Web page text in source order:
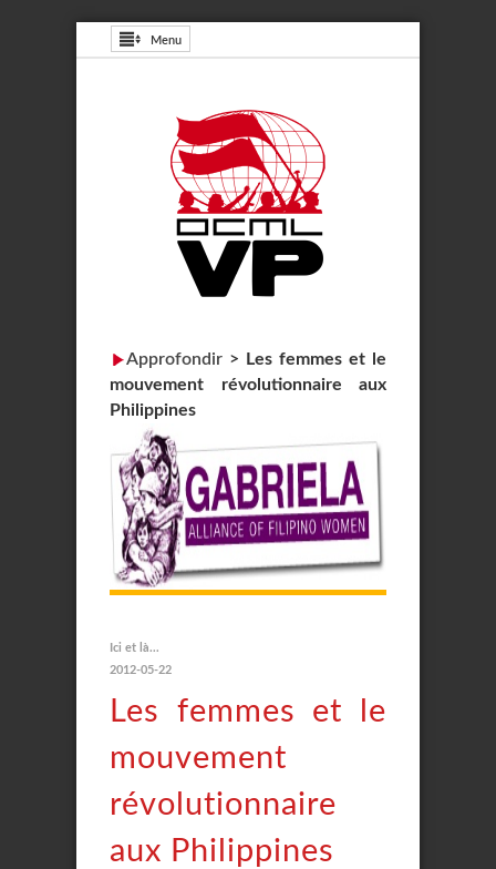
Menu
Approfondir >
Les femmes et le
mouvement révolutionnaire aux
Philippines
Ici et là...
2012-05-22
Les femmes et le
mouvement
révolutionnaire
aux Philippines